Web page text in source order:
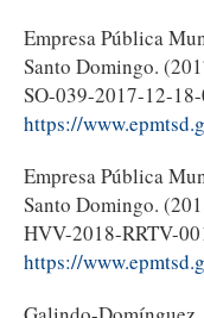
Empresa Pública
Santo Domingo.
SO-039-2017-12-
https://
Empresa Pública
Santo Domingo.
HVV-2018-RRTV-
https://